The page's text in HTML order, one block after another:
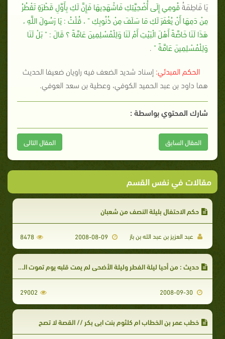
يَا فَاطِمَةُقُومِي إِلَى أُضْحِيَّتِكِ فَاشْهَدِيهَا فَإِنَّ لَكِ بِأَوَّلِ قَطْرَةٍ تَقْطُرُ
مِنْ دَمِهَا أَنْ يُغْفَرَ لَكِ مَا سَلَفَ مِنْ ذُنُوبِكِ " ، قُلْتُ : يَا رَسُولَ اللَّهِ ،
هَذَا لَنَا خَاصَّةً أَهْلَ الْبَيْتِ أَمْ لَنَا وَلِلْمُسْلِمِينَ عَامَّةً ؟ قَالَ : " بَلْ لَنَا
وَلِلْمُسْلِمِينَ عَامَّةً " .
الحكم المبدئي: إسناد شديد الضعف فيه راويان ضعيفا الحديث
هما داود بن عبد الحميد الكوفي، وعطية بن سعد العوفي.
شارك المحتوي بواسطة :
المقال السابق المقال التالى
مقالات في نفس القسم
حكم الاحتفال بليلة النصف من شعبان
عبد العزيز بن عبد الله بن باز 2008-08-09
8478
حديث : من أحيا ليلة الفطر وليلة الأضحى لم يمت قلبه يوم تموت القلوب _ موضوع
29002
خطب عمر بن الخطاب ام كلثوم بنت ابي بكر // القصة لا تصح